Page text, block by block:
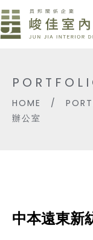
HOME /
辦公室
中本遠東新